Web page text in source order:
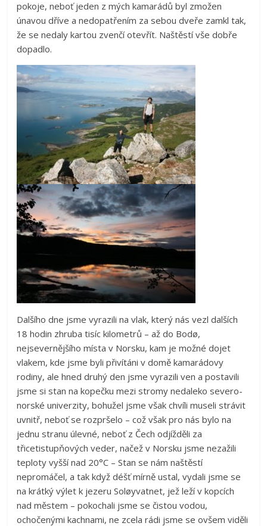
pokoje, neboť jeden z mých kamarádů byl zmožen
únavou dříve a nedopatřením za sebou dveře zamkl tak,
že se nedaly kartou zvenčí otevřít. Naštěstí vše dobře
dopadlo.
Dalšího dne jsme vyrazili na vlak, který nás vezl dalších
18 hodin zhruba tisíc kilometrů – až do Bodø,
nejsevernějšího místa v Norsku, kam je možné dojet
vlakem, kde jsme byli přivítáni v domě kamarádovy
rodiny, ale hned druhý den jsme vyrazili ven a postavili
jsme si stan na kopečku mezi stromy nedaleko severo-
norské univerzity, bohužel jsme však chvíli museli strávit
uvnitř, neboť se rozpršelo – což však pro nás bylo na
jednu stranu úlevné, neboť z Čech odjížděli za
třicetistupňových veder, načež v Norsku jsme nezažili
teploty vyšší nad 20°C – Stan se nám naštěstí
nepromáčel, a tak když déšť mírně ustal, vydali jsme se
na krátký výlet k jezeru Soløyvatnet, jež leží v kopcích
nad městem – pokochali jsme se čistou vodou,
ochočenými kachnami, ne zcela rádi jsme se ovšem viděli